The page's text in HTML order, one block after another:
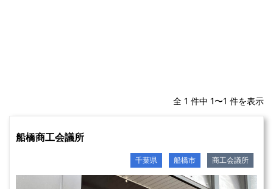
全 1 件中 1〜1 件を表示
船橋商工会議所
千葉県 船橋市 商工会議所